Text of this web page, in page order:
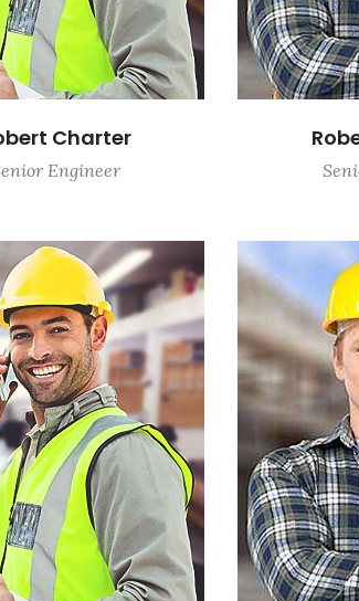
Charter
Engineer